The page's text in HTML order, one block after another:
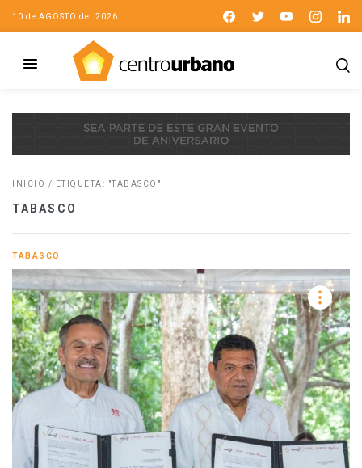
10 de AGOSTO del 2026
INICIO / ETIQUETA: "TABASCO"
TABASCO
TABASCO